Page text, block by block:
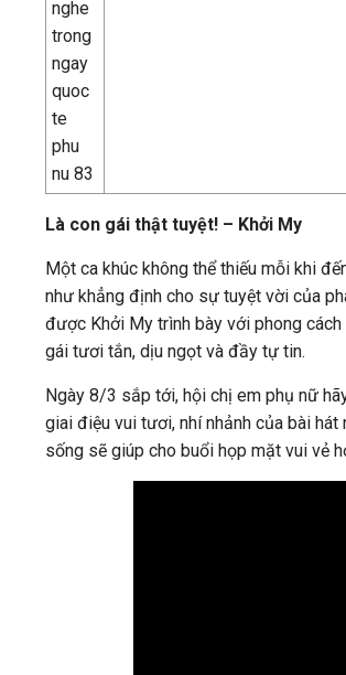
Là con gái thật tuyệt! – Khởi My
Một ca khúc không thể thiếu mỗi khi
như khẳng định cho sự tuyệt vời của
được Khởi My trình bày với phong
gái tươi tắn, dịu ngọt và đầy tự tin.
Ngày 8/3 sắp tới, hội chị em phụ nữ
giai điệu vui tươi, nhí nhảnh của bài
sống sẽ giúp cho buổi họp mặt vui vẻ